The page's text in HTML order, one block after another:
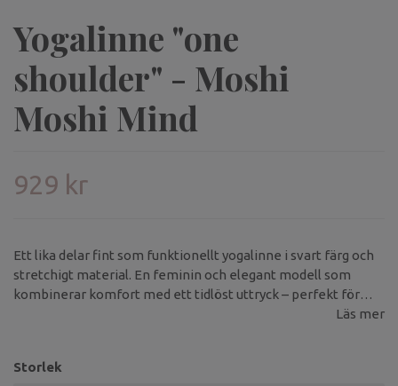
Yogalinne "one
shoulder" - Moshi
Moshi Mind
929 kr
Ett lika delar fint som funktionellt yogalinne i svart färg och
stretchigt material. En feminin och elegant modell som
kombinerar komfort med ett tidlöst uttryck – perfekt för
både yoga, lugna vardagsstunder eller varför inte uppklätt till
bekväm passform med ett vackert, lätt transparent
Läs mer
Storlek